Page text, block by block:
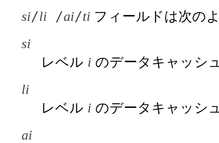
si/li /ai/ti フィールドは次の
si
レベル i のデータキャッシ
li
レベル i のデータキャッシ
ai